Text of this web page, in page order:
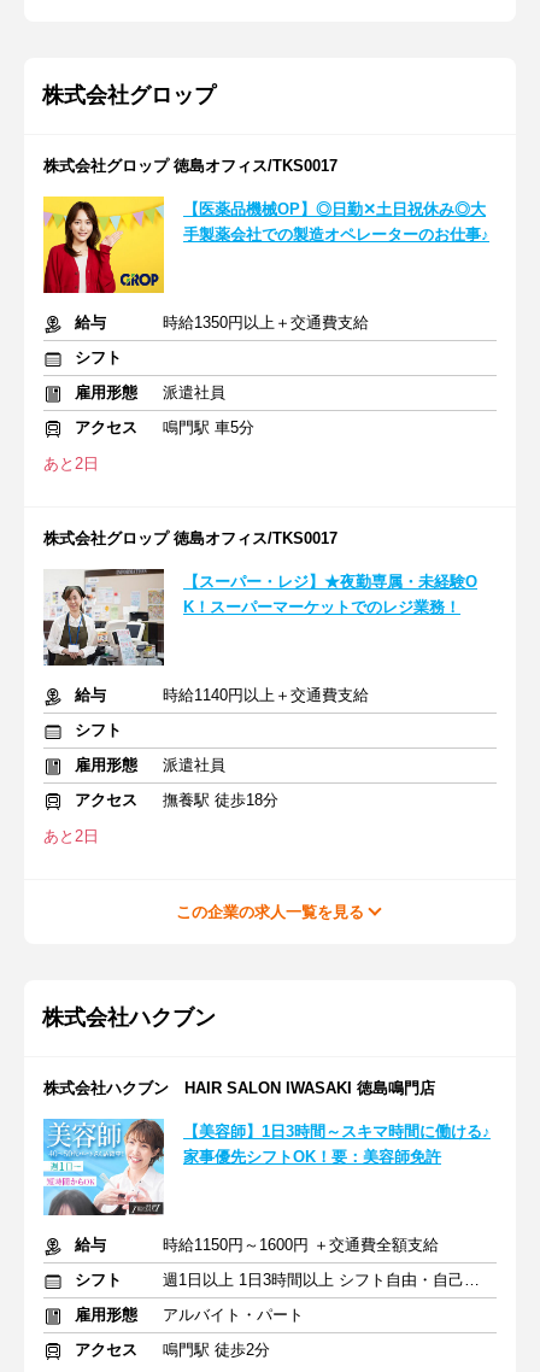
株式会社グロップ
株式会社グロップ 徳島オフィス/TKS0017
【医薬品機械OP】◎日勤✕土日祝休み◎大
手製薬会社での製造オペレーターのお仕事♪
給与
時給1350円以上＋交通費支給
シフト
雇用形態
派遣社員
アクセス
鳴門駅 車5分
あと2日
株式会社グロップ 徳島オフィス/TKS0017
【スーパー・レジ】★夜勤専属・未経験O
K！スーパーマーケットでのレジ業務！
給与
時給1140円以上＋交通費支給
シフト
雇用形態
派遣社員
アクセス
撫養駅 徒歩18分
あと2日
この企業の求人一覧を見る
株式会社ハクブン
株式会社ハクブン HAIR SALON IWASAKI 徳島鳴門店
【美容師】1日3時間～スキマ時間に働ける♪
家事優先シフトOK！要：美容師免許
給与
時給1150円～1600円 ＋交通費全額支給
シフト
週1日以上 1日3時間以上 シフト自由・自己申告
雇用形態
アルバイト・パート
アクセス
鳴門駅 徒歩2分